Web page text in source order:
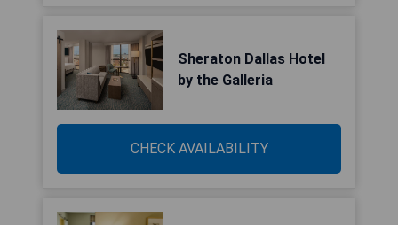
Sheraton Dallas Hotel
by the Galleria
CHECK AVAILABILITY